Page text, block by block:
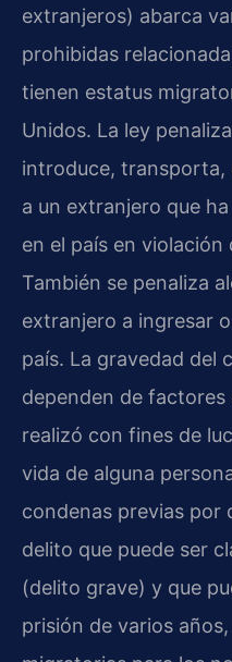
extranjeros) abarca
prohibidas
tienen estatus
Unidos. La ley
introduce, transporta,
a un extranjero que
en el país en violación
También se penaliza
extranjero a ingresar
país. La gravedad del
dependen de
realizó con fines de
vida de alguna
condenas previas por
delito que puede ser
(delito grave) y que
prisión de varios